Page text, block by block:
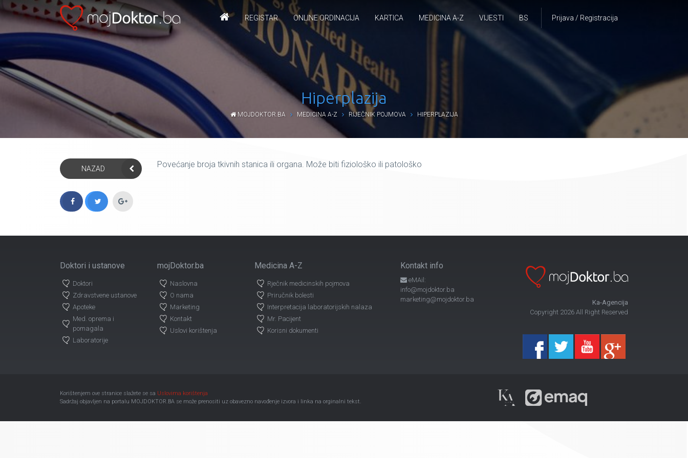
Prijava / Registracija
REGISTAR ONLINE ORDINACIJA KARTICA MEDICINA A-Z VIJESTI BS
Hiperplazija
MOJDOKTOR.BA MEDICINA A-Z RIJEČNIK POJMOVA HIPERPLAZIJA
NAZAD Povećanje broja tkivnih stanica ili organa. Može biti fiziološko ili patološko
Doktori i ustanove
Doktori
Zdravstvene ustanove
Apoteke
Med. oprema i
pomagala
Laboratorije
mojDoktor.ba
Naslovna
O nama
Marketing
Kontakt
Uslovi korištenja
Medicina A-Z
Rječnik medicinskih pojmova
Priručnik bolesti
Interpretacija laboratorijskih nalaza
Mr. Pacijent
Korisni dokumenti
Kontakt info
eMAil:
info@mojdoktor.ba
marketing@mojdoktor.ba
Ka-Agencija
Copyright 2026 All Right Reserved
Korištenjem ove stranice slažete se sa Uslovima korištenja
Sadržaj objavljen na portalu MOJDOKTOR.BA se može prenositi uz obavezno navođenje izvora i linka na orginalni tekst.